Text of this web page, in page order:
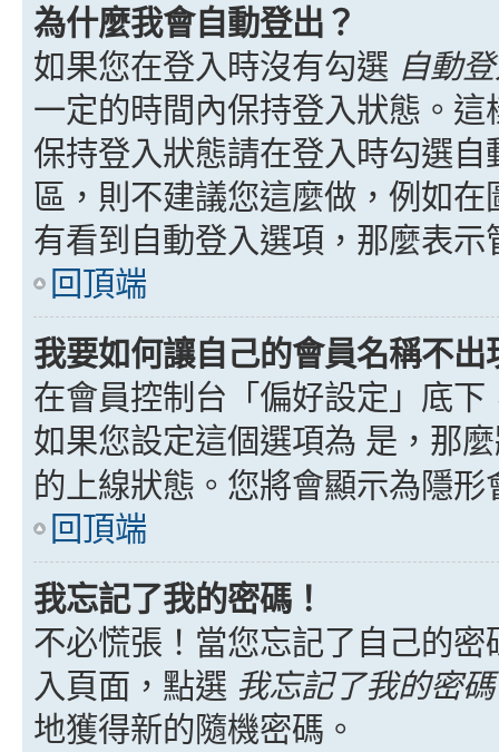
為什麼我會自動登出？
如果您在登入時沒有勾選 自動
一定的時間內保持登入狀態。
保持登入狀態請在登入時勾選
區，則不建議您這麼做，例如
有看到自動登入選項，那麼表
回頂端
我要如何讓自己的會員名稱不
在會員控制台「偏好設定」底
如果您設定這個選項為 是 ，那
的上線狀態。您將會顯示為隱形
回頂端
我忘記了我的密碼！
不必慌張！當您忘記了自己的
入頁面，點選 我忘記了我的密碼
地獲得新的隨機密碼。